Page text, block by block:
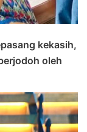
kekasih,
oleh